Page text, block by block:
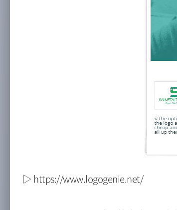
▷ https://www.logogenie.net/